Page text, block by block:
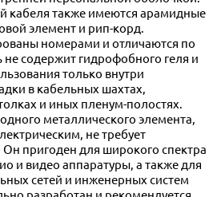
кабеля также имеются арамидные
элемент и рип-корд.
номерами и отличаются по
не содержит гидрофобного геля и
только внутри
в кабельных шахтах,
и иных пленум-полостях.
металлического элемента,
не требует
пригоден для широкого спектра
и видео аппаратуры, а также для
сетей и инженерных систем